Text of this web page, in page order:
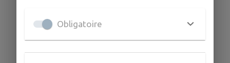
Obligatoire